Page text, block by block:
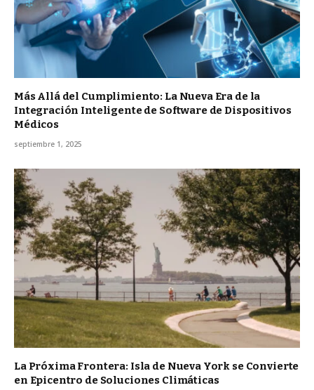
Más Allá del Cumplimiento: La Nueva Era de la
Integración Inteligente de Software de Dispositivos
Médicos
septiembre 1, 2025
La Próxima Frontera: Isla de Nueva York se Convierte
en Epicentro de Soluciones Climáticas